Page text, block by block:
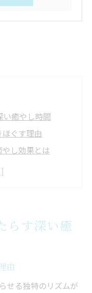
い癒やし時間
ぐす理由
し効果とは
間の魅力
力
するひととき
ャの魅力
される理由
心地よさ
らす深い癒
由
せる独特のリズムが